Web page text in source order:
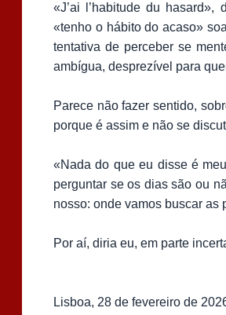
«J’ai l’habitude du
«tenho o hábito do acaso»
tentativa de perceber se
ambígua, desprezível para
Parece não fazer sentido,
porque é assim e não se
«Nada do que eu disse é
perguntar se os dias são ou
nosso: onde vamos buscar as
Por aí, diria eu, em parte
Lisboa, 28 de fevereiro de